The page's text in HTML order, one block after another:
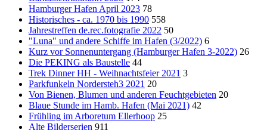
Hamburger Hafen April 2023 78
Historisches - ca. 1970 bis 1990 558
Jahrestreffen de.rec.fotografie 2022 50
"Luna" und andere Schiffe im Hafen (3/2022) 6
Kurz vor Sonnenuntergang (Hamburger Hafen 3-2022) 26
Die PEKING als Baustelle 44
Trek Dinner HH - Weihnachtsfeier 2021 3
Parkfunkeln Nordersteh3 2021 20
Von Bienen, Blumen und anderen Feuchtgebieten 20
Blaue Stunde im Hamb. Hafen (Mai 2021) 42
Frühling im Arboretum Ellerhoop 25
Alte Bilderserien 911